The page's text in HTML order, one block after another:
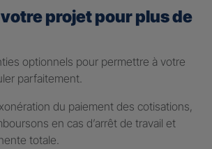
projet pour plus de
optionnels pour permettre à votre
parfaitement.
du paiement des cotisations,
en cas d’arrêt de travail et
totale.